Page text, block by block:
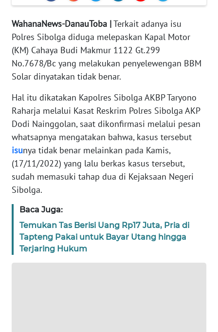
WahanaNews-DanauToba |Terkait adanya isu
Polres Sibolga diduga melepaskan Kapal Motor
(KM) Cahaya Budi Makmur 1122 Gt.299
No.7678/Bc yang melakukan penyelewengan BBM
Solar dinyatakan tidak benar.
Hal itu dikatakan Kapolres Sibolga AKBP Taryono
Raharja melalui Kasat Reskrim Polres Sibolga AKP
Dodi Nainggolan, saat dikonfirmasi melalui pesan
whatsapnya mengatakan bahwa, kasus tersebut
isunya tidak benar melainkan pada Kamis,
(17/11/2022) yang lalu berkas kasus tersebut,
sudah memasuki tahap dua di Kejaksaan Negeri
Sibolga.
Baca Juga:
Temukan Tas Berisi Uang Rp17 Juta, Pria di
Tapteng Pakai untuk Bayar Utang hingga
Terjaring Hukum
REDAKSI
DISCLAIMER
Wahana
Regional
WN
SUMUT
WN
JAKARTA
JABAR
WN
BANTEN